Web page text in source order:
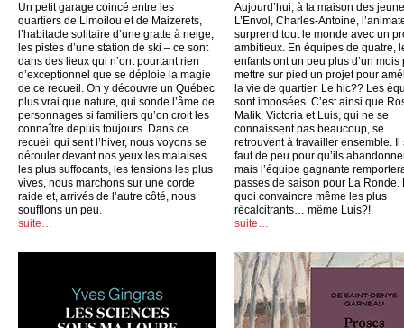
Un petit garage coincé entre les
quartiers de Limoilou et de Maizerets,
l’habitacle solitaire d’une gratte à neige,
les pistes d’une station de ski – ce sont
dans des lieux qui n’ont pourtant rien
d’exceptionnel que se déploie la magie
de ce recueil. On y découvre un Québec
plus vrai que nature, qui sonde l’âme de
personnages si familiers qu’on croit les
connaître depuis toujours. Dans ce
recueil qui sent l’hiver, nous voyons se
dérouler devant nos yeux les malaises
les plus suffocants, les tensions les plus
vives, nous marchons sur une corde
raide et, arrivés de l’autre côté, nous
soufflons un peu.
suite…
Aujourd’hui, à la maison des
L’Envol, Charles-Antoine,
surprend tout le monde avec un
ambitieux. En équipes de quatre,
enfants ont un peu plus d’un mois
mettre sur pied un projet pour
la vie de quartier. Le hic?? Les
sont imposées. C’est ainsi que
Malik, Victoria et Luis, qui ne se
connaissent pas beaucoup, se
retrouvent à travailler ensemble. Il
faut de peu pour qu’ils
mais l’équipe gagnante
passes de saison pour La Ronde.
quoi convaincre même les plus
récalcitrants… même Luis?!
suite…